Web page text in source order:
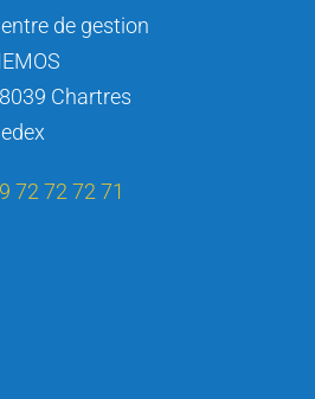
de gestion
Chartres
72 72 72 71